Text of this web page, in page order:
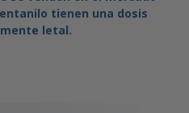
tienen una dosis
letal.